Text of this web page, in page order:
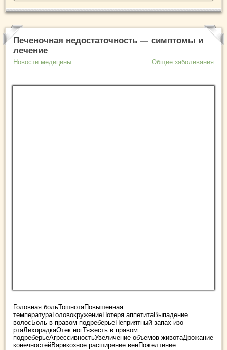
Печеночная недостаточность — симптомы и
лечение
Новости медицины Общие заболевания
Головная больТошнотаПовышенная
температураГоловокружениеПотеря аппетитаВыпадение
волосБоль в правом подреберьеНеприятный запах изо
ртаЛихорадкаОтек ногТяжесть в правом
подреберьеАгрессивностьУвеличение объемов животаДрожание
конечностейВарикозное расширение венПожелтение ...